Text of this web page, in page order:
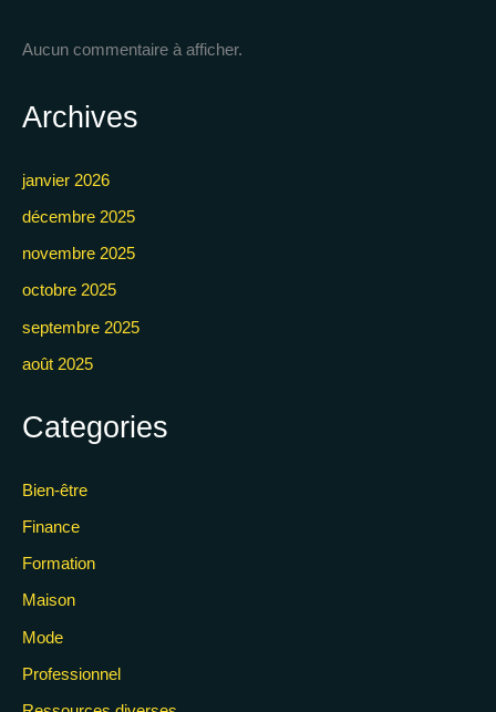
Aucun commentaire à afficher.
Archives
janvier 2026
décembre 2025
novembre 2025
octobre 2025
septembre 2025
août 2025
Categories
Bien-être
Finance
Formation
Maison
Mode
Professionnel